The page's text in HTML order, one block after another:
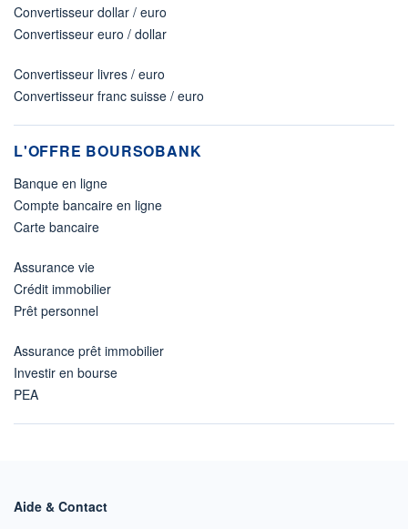
Convertisseur dollar / euro
Convertisseur euro / dollar
Convertisseur livres / euro
Convertisseur franc suisse / euro
L'OFFRE BOURSOBANK
Banque en ligne
Compte bancaire en ligne
Carte bancaire
Assurance vie
Crédit immobilier
Prêt personnel
Assurance prêt immobilier
Investir en bourse
PEA
Aide & Contact